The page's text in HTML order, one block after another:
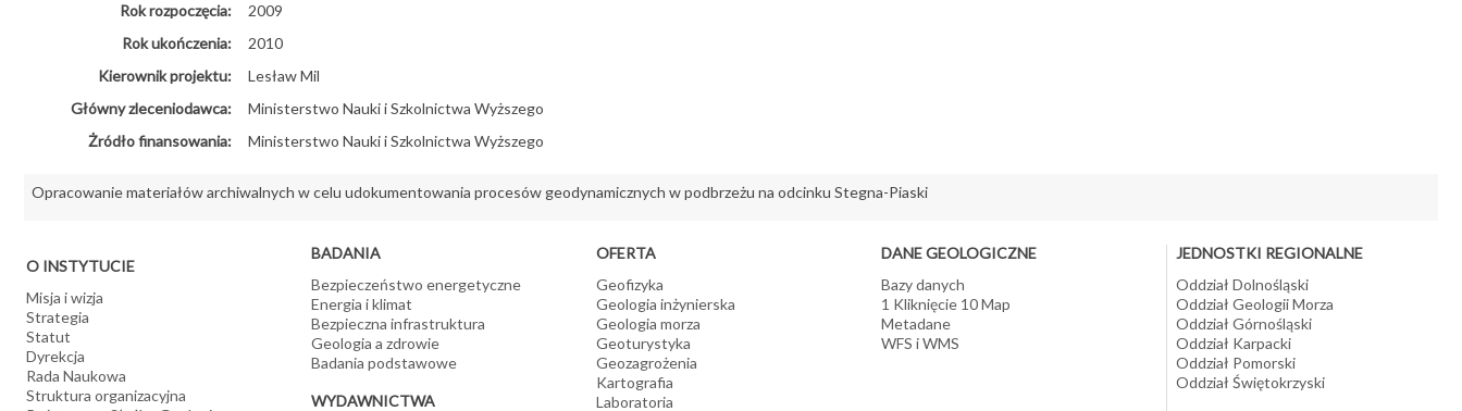
Rok rozpoczęcia:
2009
Rok ukończenia:
2010
Kierownik projektu:
Lesław Mil
Główny zleceniodawca:
Ministerstwo Nauki i Szkolnictwa Wyższego
Żródło finansowania:
Ministerstwo Nauki i Szkolnictwa Wyższego
Opracowanie materiałów archiwalnych w celu udokumentowania procesów geodynamicznych w podbrzeżu na odcinku Stegna-Piaski
O INSTYTUCIE
Misja i wizja
Strategia
Statut
Dyrekcja
Rada Naukowa
Struktura organizacyjna
BADANIA
Bezpieczeństwo energetyczne
Energia i klimat
Bezpieczna infrastruktura
Geologia a zdrowie
Badania podstawowe
WYDAWNICTWA
OFERTA
Geofizyka
Geologia inżynierska
Geologia morza
Geoturystyka
Geozagrożenia
Kartografia
Laboratoria
DANE GEOLOGICZNE
Bazy danych
1 Kliknięcie 10 Map
Metadane
WFS i WMS
JEDNOSTKI REGIONALNE
Oddział Dolnośląski
Oddział Geologii Morza
Oddział Górnośląski
Oddział Karpacki
Oddział Pomorski
Oddział Świętokrzyski